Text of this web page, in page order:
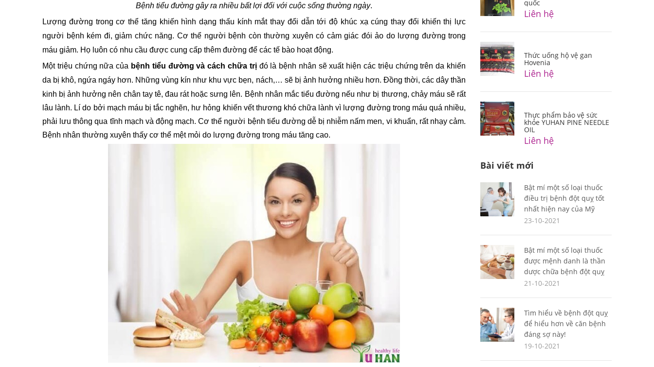
Bệnh tiểu đường gây ra nhiều bất lợi đối với cuộc sống thường ngày.
Lượng đường trong cơ thể tăng khiến hình dạng thấu kính mắt thay đổi dẫn tới độ khúc xạ cúng thay đổi khiến thị lực
người bệnh kém đi, giảm chức năng. Cơ thể người bệnh còn thường xuyên có cảm giác đói ảo do lượng đường trong
máu giảm. Họ luôn có nhu cầu được cung cấp thêm đường để các tế bào hoạt động.
Một triệu chứng nữa của bệnh tiểu đường và cách chữa trị đó là bệnh nhân sẽ xuất hiện các triệu chứng trên da khiến
da bị khô, ngứa ngáy hơn. Những vùng kín như khu vực bẹn, nách,… sẽ bị ảnh hưởng nhiều hơn. Đồng thời, các dây thần
kinh bị ảnh hưởng nên chân tay tê, đau rát hoặc sưng lên. Bệnh nhân mắc tiểu đường nếu như bị thương, chảy máu sẽ rất
lâu lành. Lí do bởi mạch máu bị tắc nghẽn, hư hỏng khiến vết thương khó chữa lành vì lượng đường trong máu quá nhiều,
phải lưu thông qua tĩnh mạch và động mạch. Cơ thể người bệnh tiểu đường dễ bị nhiễm nấm men, vi khuẩn, rất nhạy cảm.
Bệnh nhân thường xuyên thấy cơ thể mệt mỏi do lượng đường trong máu tăng cao.
quốc
Liên hệ
Thức uống hộ vệ gan
Hovenia
Liên hệ
Thực phẩm bảo vệ sức
khỏe YUHAN PINE NEEDLE
OIL
Liên hệ
Bài viết mới
Bật mí một số loại thuốc
điều trị bệnh đột quỵ tốt
nhất hiện nay của Mỹ
23-10-2021
Bật mí một số loại thuốc
được mệnh danh là thần
dược chữa bệnh đột quỵ
21-10-2021
Tìm hiểu về bệnh đột quỵ
để hiểu hơn về căn bệnh
đáng sợ này!
19-10-2021